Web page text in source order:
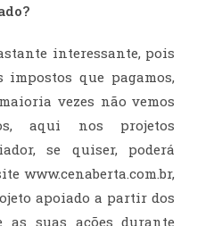
interessante, pois
impostos que pagamos,
vezes não vemos
aqui nos projetos
se quiser, poderá
www.cenaberta.com.br,
apoiado a partir dos
as suas ações durante